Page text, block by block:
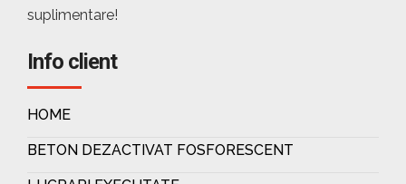
suplimentare!
Info client
HOME
BETON DEZACTIVAT FOSFORESCENT